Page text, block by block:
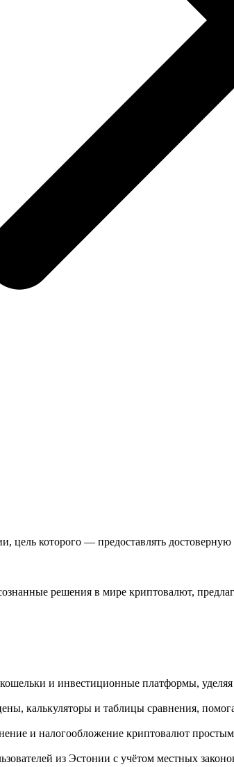
которого — предоставлять
решения в мире криптовалют,
и инвестиционные платформы,
калькуляторы и таблицы сравнения,
и налогообложение криптовалют
из Эстонии с учётом местных